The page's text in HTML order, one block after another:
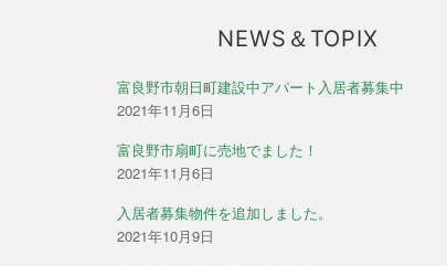
NEWS＆TOPIX
富良野市朝日町建設中アパート入居者募集中
2021年11月6日
富良野市扇町に売地でました！
2021年11月6日
入居者募集物件を追加しました。
2021年10月9日